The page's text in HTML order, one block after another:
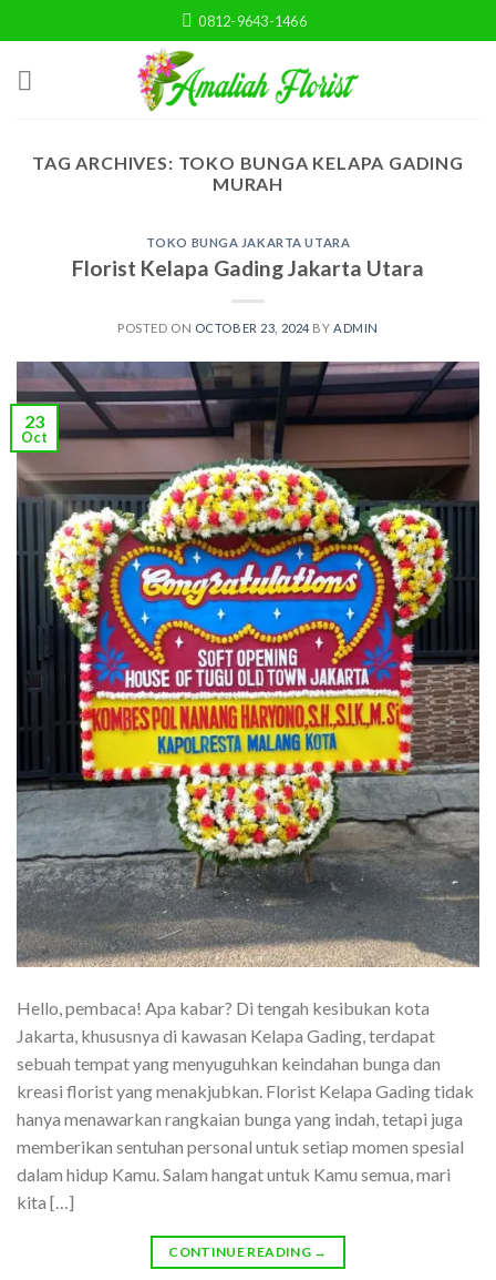
to
content
0812-9643-1466
TAG ARCHIVES: TOKO BUNGA KELAPA GADING
MURAH
TOKO BUNGA JAKARTA UTARA
Florist Kelapa Gading Jakarta Utara
POSTED ON OCTOBER 23, 2024 BY ADMIN
23
Oct
Hello, pembaca! Apa kabar? Di tengah kesibukan kota
Jakarta, khususnya di kawasan Kelapa Gading, terdapat
sebuah tempat yang menyuguhkan keindahan bunga dan
kreasi florist yang menakjubkan. Florist Kelapa Gading tidak
hanya menawarkan rangkaian bunga yang indah, tetapi juga
memberikan sentuhan personal untuk setiap momen spesial
dalam hidup Kamu. Salam hangat untuk Kamu semua, mari
kita […]
CONTINUE READING →